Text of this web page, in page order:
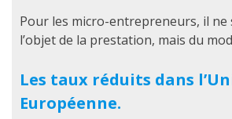
Pour les micro-entrepreneurs, il ne
l’objet de la prestation, mais du
Les taux réduits dans
Européenne.